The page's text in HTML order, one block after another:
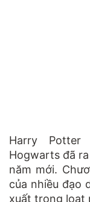
Harry Potter
Hogwarts đã
năm mới.
của nhiều đạo
xuất trong loạt